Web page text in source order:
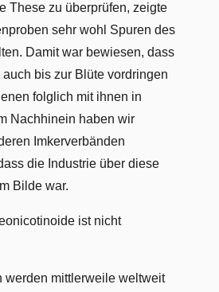
These zu überprüfen, zeigte
sehr wohl Spuren des
Damit war bewiesen, dass
bis zur Blüte vordringen
folglich mit ihnen in
Nachhinein haben wir
Imkerverbänden
die Industrie über diese
Bilde war.
ist nicht
werden mittlerweile weltweit